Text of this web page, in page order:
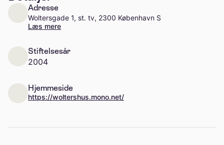
Adresse
Woltersgade 1, st. tv, 2300 København S
Læs mere
Stiftelsesår
2004
Hjemmeside
https://woltershus.mono.net/